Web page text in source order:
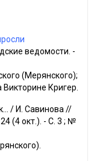
ведомости. -
(Мерянского);
Викторине Кригер.
/ И. Савинова //
(4 окт.). - С. 3 ; №